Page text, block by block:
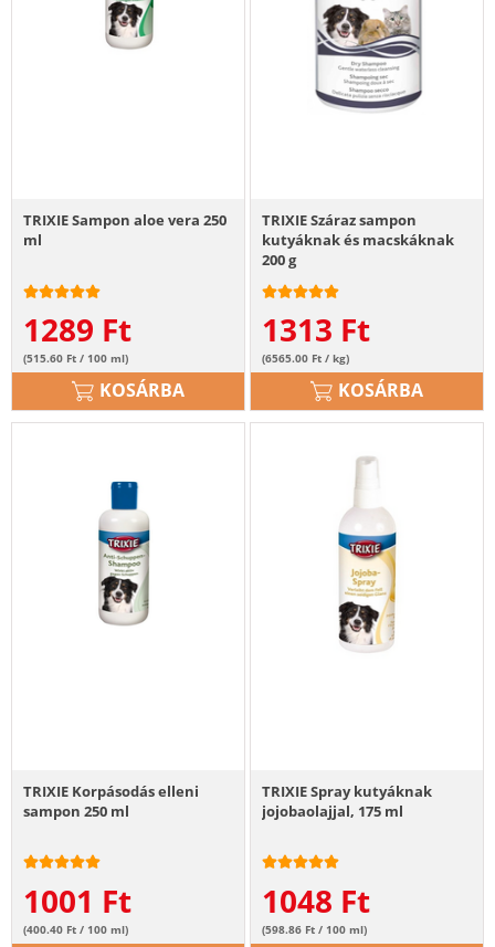
TRIXIE Sampon aloe vera 250
ml
1289 Ft
(515.60 Ft / 100 ml)
KOSÁRBA
TRIXIE Száraz sampon
kutyáknak és macskáknak
200 g
1313 Ft
(6565.00 Ft / kg)
KOSÁRBA
TRIXIE Korpásodás elleni
sampon 250 ml
1001 Ft
(400.40 Ft / 100 ml)
TRIXIE Spray kutyáknak
jojobaolajjal, 175 ml
1048 Ft
(598.86 Ft / 100 ml)